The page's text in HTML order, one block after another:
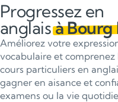
Progressez en
anglaisà Bourg
Améliorez votre
vocabulaire et
cours particuliers en
gagner en aisance et
examens ou la vie